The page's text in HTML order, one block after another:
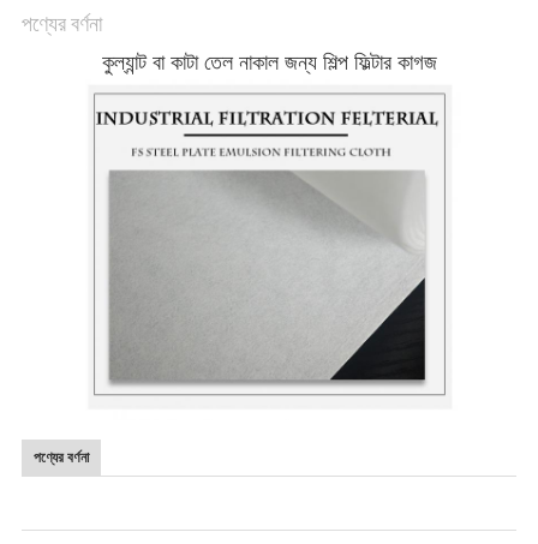
পণ্যের বর্ণনা
কুল্যান্ট বা কাটা তেল নাকাল জন্য শিল্প ফিল্টার কাগজ
পণ্যের বর্ণনা